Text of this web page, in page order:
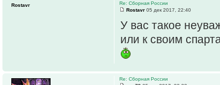
Re: Сборная России
Rostavr 05 дек 2017, 22:40
У вас такое
или к своим
Rostavr
Re: Сборная России